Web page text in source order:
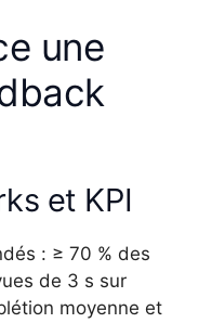
une
et KPI
: ≥ 70 % des
de 3 s sur
moyenne et